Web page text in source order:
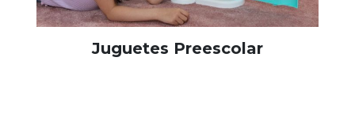
Juguetes Preescolar